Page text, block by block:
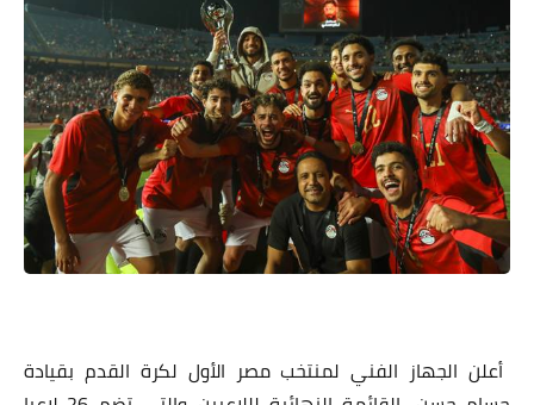
أعلن الجهاز الفني لمنتخب مصر الأول لكرة القدم بقيادة